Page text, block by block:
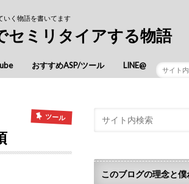
いく物語を書いてます
セミリタイアする物語
おすすめASP/ツール LINE@
ツール
このブログの理念と